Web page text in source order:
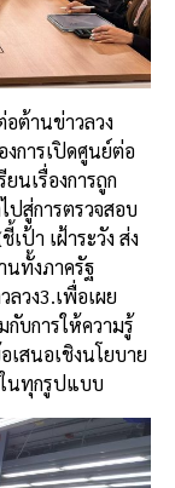
ต้านข่าวลวง
การเปิดศูนย์ต่อ
นเรื่องการถูก
ปสู่การตรวจสอบ
ป้า เฝ้าระวัง ส่ง
นทั้งภาครัฐ
วง3.เพื่อเผย
บการให้ความรู้
เสนอเชิงนโยบาย
นทุกรูปแบบ